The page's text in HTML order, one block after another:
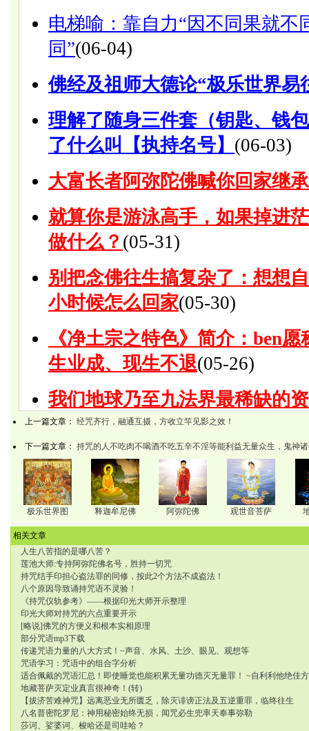
上一篇文章： 经咒齐行，融通互摄，方收立竿见影之效！
下一篇文章： 持咒的人不吃肉不喝酒不吃五辛不淫等能利益无量众生，鬼神
极乐世界图 释迦牟尼佛 阿弥陀佛 观世音菩萨
相关文章
人生八苦指的是哪八苦？
莲池大师:专持阿弥陀佛名号，胜持一切咒
持咒结手印担心盗法罪的同修，按此2个方法不成盗法！
八个原因导致诵持咒语不灵验！
《持咒仪轨参考》——根据印光大师开示整理
印光大师对持咒的六点重要开示
[略说]佛咒的方便义和根本实相原理
部分咒语mp3下载
传递咒语力量的八大方式！~声音、水风、土沙、眼见、观想等
咒语学习：咒语中的组合字分析
适合佩戴的咒语汇总！即使睡觉也能积累无量功德灭无量罪！ ~自利利他绝佳
地藏菩萨灭定业真言很神奇！(转)
【拔济苦难神咒】远离恶业无所匮乏，除灭诽谤正法及五逆重罪，临终往生
八名普密陀罗尼：神用秘密始终无损，闻咒必生兜率天奉事弥勒
莎诃、娑婆诃、梭哈还是司哇哈？